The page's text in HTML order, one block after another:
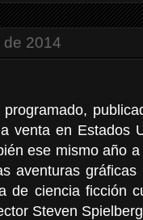
de 2014
venta en Estados
ese mismo año
aventuras
de ciencia ficción
Steven